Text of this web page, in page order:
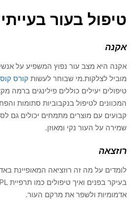
טיפול בעור בעייתי
אקנה
אקנה היא מצב עור נפוץ המשפיע על
מוביל לצלקות.מי שבוחר לעשות קורס
טיפולים יעילים כוללים פילינגים ברמה
המכוונים לטיפול בנקבוביות סתומות
קבועים עם מוצרים מתמחים יכולים גם
שמירה על העור נקי ומאוזן.
רוזצאה
לומדים על מה זה רוזציאה המאופיינת
אדמומיות ולשפר את מרקם העור.